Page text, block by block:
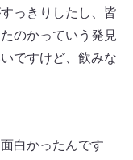
っきりしたし、皆
のかっていう発見
ですけど、飲みな
白かったんです